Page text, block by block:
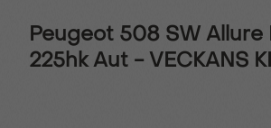
Peugeot 508 SW Allure
225hk Aut - VECKANS